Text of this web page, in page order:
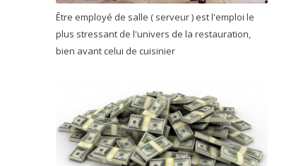
Être employé de salle ( serveur ) est l'emploi le
plus stressant de l'univers de la restauration,
bien avant celui de cuisinier